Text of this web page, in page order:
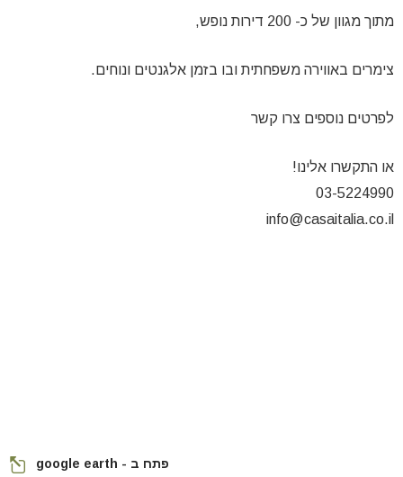
מתוך מגוון של כ- 200 דירות נופש,
צימרים באווירה משפחתית ובו בזמן אלגנטים ונוחים.
לפרטים נוספים צרו קשר
או התקשרו אלינו!
03-5224990
info@casaitalia.co.il
פתח ב - google earth